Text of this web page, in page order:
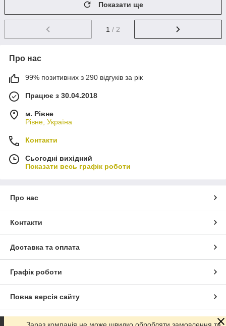
Показати ще
1 / 2
Про нас
99% позитивних з 290 відгуків за рік
Працює з 30.04.2018
м. Рівне
Рівне, Україна
Контакти
Сьогодні вихідний
Показати весь графік роботи
Про нас
Контакти
Доставка та оплата
Графік роботи
Повна версія сайту
Сайт створено на маркетплейсі Prom.ua